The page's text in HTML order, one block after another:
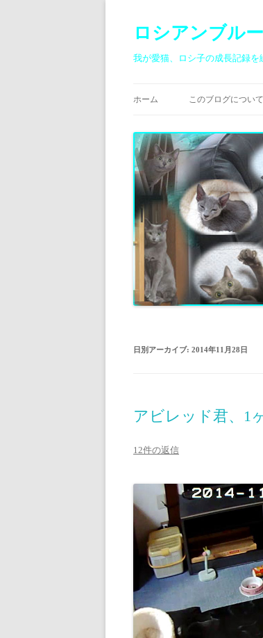
ロシアンブル
我が愛猫、ロシ子の成長記録を
ホーム このブログについて
日別アーカイブ: 2014年11月28日
アビレッド君、1
12件の返信